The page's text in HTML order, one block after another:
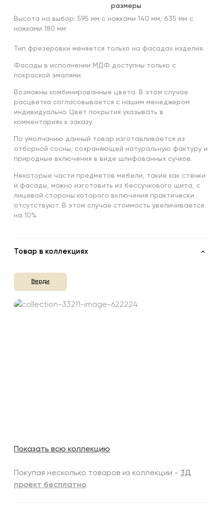
размеры
Высота на выбор: 595 мм с ножками 140 мм, 635 мм с
ножками 180 мм
Тип фрезеровки меняется только на фасадах изделия.
Фасады в исполнении МДФ доступны только с
покраской эмалями.
Возможны комбинированные цвета. В этом случае
расцветка согласовывается с нашим менеджером
индивидуально. Цвет покрытия указывать в
комментариях к заказу.
По умолчанию данный товар изготавливается из
отборной сосны, сохраняющей натуральную фактуру и
природные включения в виде шлифованных сучков.
Некоторые части предметов мебели, такие как стенки
и фасады, можно изготовить из бессучкового щита, с
лицевой стороны которого включения практически
отсутствуют. В этом случае стоимость увеличивается
на 10%
Товар в коллекциях
Верди
Показать всю коллекцию
Покупая несколько товаров из коллекции - 3Д
проект бесплатно